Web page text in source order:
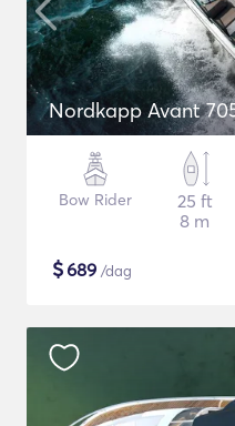
Nordkapp Avant
Bow Rider
25 ft
8 m
$689 /dag